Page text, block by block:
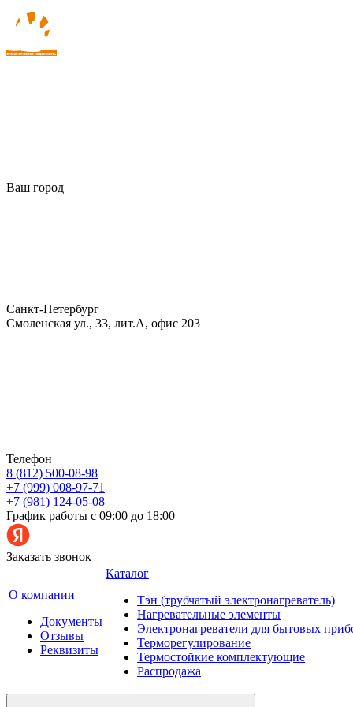
Ваш город
Санкт-Петербург
Смоленская ул., 33, лит.А, офис 203
Телефон
8 (812) 500-08-98
+7 (999) 008-97-71
+7 (981) 124-05-08
График работы с 09:00 до 18:00
Заказать звонок
О компании
Документы
Отзывы
Реквизиты
Каталог
Тэн (трубчатый электронагреватель)
Нагревательные элементы
Электронагреватели для бытовых
Терморегулирование
Термостойкие комплектующие
Распродажа